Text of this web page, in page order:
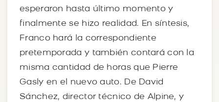
esperaron hasta último momento y
finalmente se hizo realidad. En síntesis,
Franco hará la correspondiente
pretemporada y también contará con la
misma cantidad de horas que Pierre
Gasly en el nuevo auto. De David
Sánchez, director técnico de Alpine, y